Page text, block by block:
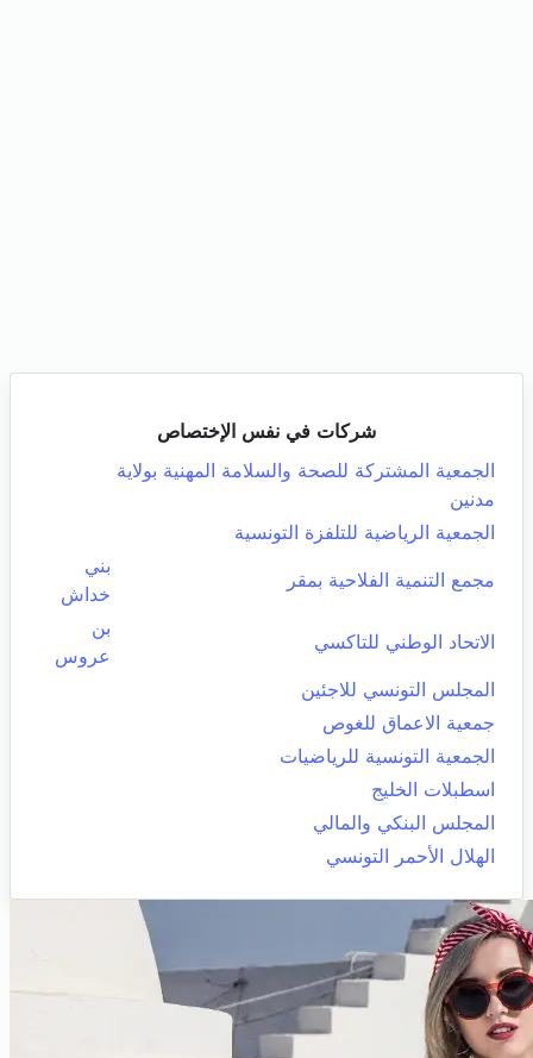
شركات في نفس الإختصاص
الجمعية المشتركة للصحة والسلامة المهنية بولاية
مدنين
الجمعية الرياضية للتلفزة التونسية
مجمع التنمية الفلاحية بمقر
بني
خداش
الاتحاد الوطني للتاكسي
بن
عروس
المجلس التونسي للاجئين
جمعية الاعماق للغوص
الجمعية التونسية للرياضيات
اسطبلات الخليج
المجلس البنكي والمالي
الهلال الأحمر التونسي